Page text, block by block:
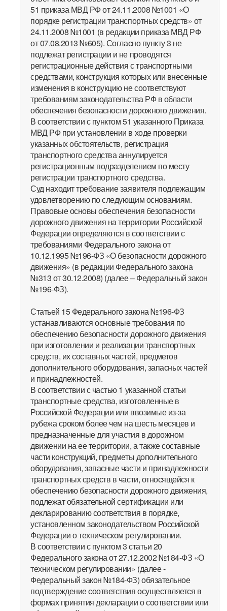
51 приказа МВД РФ от 24.11.2008 №1001 «О
порядке регистрации транспортных средств» от
24.11.2008 №1001 (в редакции приказа МВД РФ
от 07.08.2013 №605). Согласно пункту 3 не
подлежат регистрации и не проводятся
регистрационные действия с транспортными
средствами, конструкция которых или внесенные
изменения в конструкцию не соответствуют
требованиям законодательства РФ в области
обеспечения безопасности дорожного движения.
В соответствии с пунктом 51 указанного Приказа
МВД РФ при установлении в ходе проверки
указанных обстоятельств, регистрация
транспортного средства аннулируется
регистрационным подразделением по месту
регистрации транспортного средства.
Суд находит требование заявителя подлежащим
удовлетворению по следующим основаниям.
Правовые основы обеспечения безопасности
дорожного движения на территории Российской
Федерации определяются в соответствии с
требованиями Федерального закона от
10.12.1995 №196-ФЗ «О безопасности дорожного
движения» (в редакции Федерального закона
№313 от 30.12.2008) (далее – Федеральный закон
№196-ФЗ).
Статьей 15 Федерального закона №196-ФЗ
устанавливаются основные требования по
обеспечению безопасности дорожного движения
при изготовлении и реализации транспортных
средств, их составных частей, предметов
дополнительного оборудования, запасных частей
и принадлежностей.
В соответствии с частью 1 указанной статьи
транспортные средства, изготовленные в
Российской Федерации или ввозимые из-за
рубежа сроком более чем на шесть месяцев и
предназначенные для участия в дорожном
движении на ее территории, а также составные
части конструкций, предметы дополнительного
оборудования, запасные части и принадлежности
транспортных средств в части, относящейся к
обеспечению безопасности дорожного движения,
подлежат обязательной сертификации или
декларированию соответствия в порядке,
установленном законодательством Российской
Федерации о техническом регулировании.
В соответствии с пунктом 3 статьи 20
Федерального закона от 27.12.2002 №184-ФЗ «О
техническом регулировании» (далее -
Федеральный закон №184-ФЗ) обязательное
подтверждение соответствия осуществляется в
формах принятия декларации о соответствии или